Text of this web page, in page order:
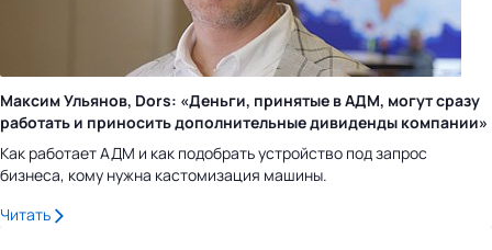
Максим Ульянов, Dors: «Деньги, принятые в АДМ, могут сразу
работать и приносить дополнительные дивиденды компании»
Как работает АДМ и как подобрать устройство под запрос
бизнеса, кому нужна кастомизация машины.
Читать